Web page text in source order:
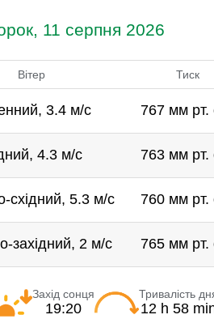
11 серпня 2026
Вітер Тиск
3.4 м/с 767 мм рт.
4.3 м/с 763 мм рт.
східний, 5.3 м/с 760 мм рт.
західний, 2 м/с 765 мм рт.
Захід сонця
19:20
Тривалість
12 h 58